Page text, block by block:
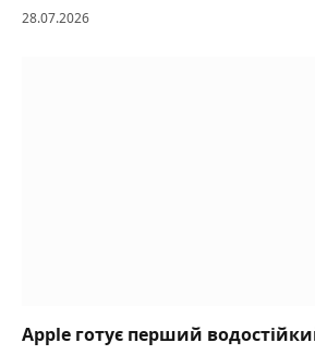
28.07.2026
Apple готує перший